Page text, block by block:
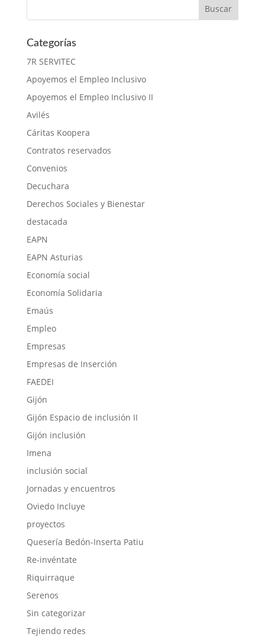
Categorías
7R SERVITEC
Apoyemos el Empleo Inclusivo
Apoyemos el Empleo Inclusivo II
Avilés
Cáritas Koopera
Contratos reservados
Convenios
Decuchara
Derechos Sociales y Bienestar
destacada
EAPN
EAPN Asturias
Economía social
Economía Solidaria
Emaús
Empleo
Empresas
Empresas de Inserción
FAEDEI
Gijón
Gijón Espacio de inclusión II
Gijón inclusión
Imena
inclusión social
Jornadas y encuentros
Oviedo Incluye
proyectos
Quesería Bedón-Inserta Patiu
Re-invéntate
Riquirraque
Serenos
Sin categorizar
Tejiendo redes